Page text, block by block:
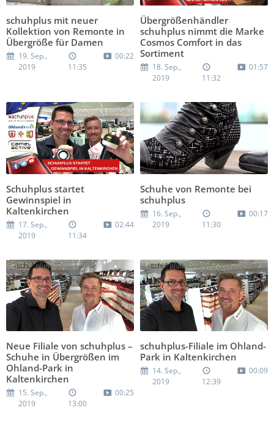
schuhplus mit neuer
Kollektion von Remonte in
Übergröße für Damen
19. Sep.,
2019
11:35
00:22
Übergrößenhändler
schuhplus nimmt die Marke
Cosmos Comfort in das
Sortiment
18. Sep.,
2019
11:32
01:57
Schuhplus startet
Gewinnspiel in
Kaltenkirchen
17. Sep.,
2019
11:34
02:44
Schuhe von Remonte bei
schuhplus
16. Sep.,
2019
11:30
00:17
Neue Filiale von schuhplus –
Schuhe in Übergrößen im
Ohland-Park in
Kaltenkirchen
15. Sep.,
2019
13:00
00:25
schuhplus-Filiale im Ohland-
Park in Kaltenkirchen
14. Sep.,
2019
12:39
00:09